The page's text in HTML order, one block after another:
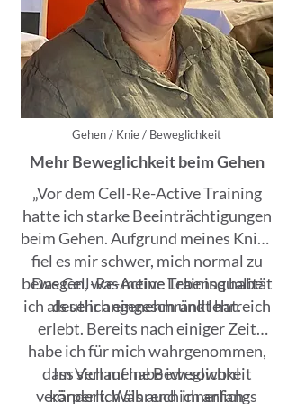
Gehen / Knie / Beweglichkeit
Mehr Beweglichkeit beim Gehen
„Vor dem Cell-Re-Active Training
hatte ich starke Beeinträchtigungen
beim Gehen. Aufgrund meines Knies
fiel es mir schwer, mich normal zu
bewegen, was meine Lebensqualität
deutlich eingeschränkt hat.
Das Cell-Re-Active Training habe
ich als sehr angenehm und lehrreich
erlebt. Bereits nach einiger Zeit
habe ich für mich wahrgenommen,
dass sich meine Beweglichkeit
verändert. Während ich anfangs
Im Verlauf habe ich sowohl
körperlich als auch innerlich